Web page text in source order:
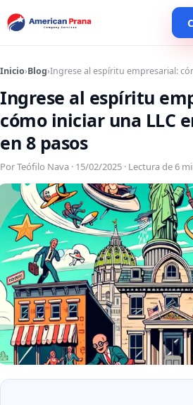
Inicio›Blog›Ingrese al espíritu empresarial:
Ingrese al espíritu
cómo iniciar una LLC
en 8 pasos
Por Teófilo Nava · 15/02/2025 · Lectura de 6